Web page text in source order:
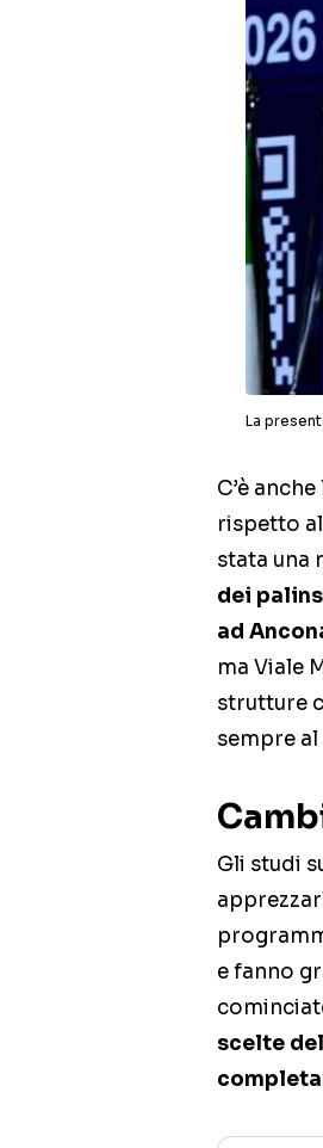
La
C’è
rispetto
stata una
dei
ad
ma Viale
strutture
sempre
Gli studi
e fanno
scelte